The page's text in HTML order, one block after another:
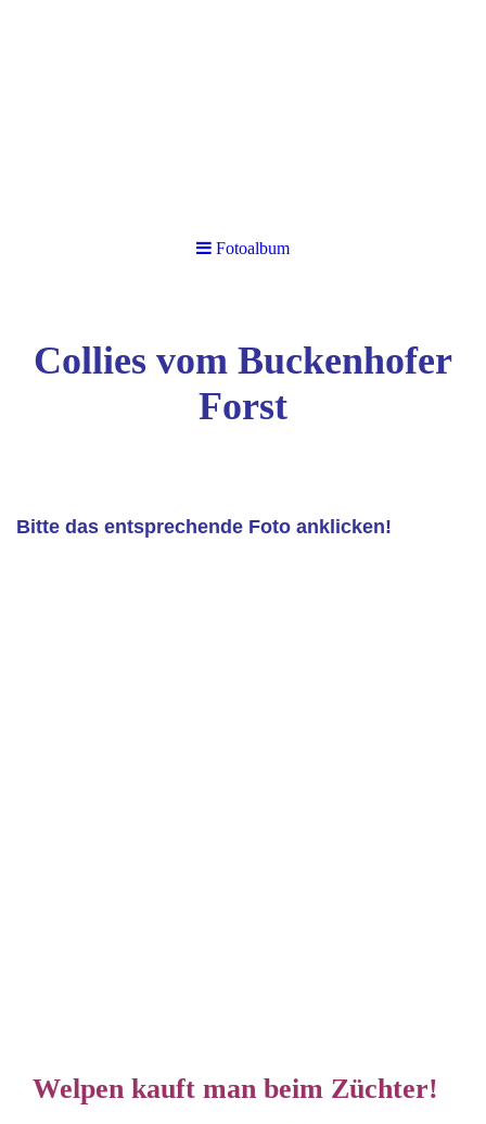
Fotoalbum
Collies vom Buckenhofer
Forst
Bitte das entsprechende Foto anklicken!
Welpen kauft man beim Züchter!